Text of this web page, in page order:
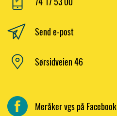
Send e-post
Sørsidveien 46
Meråker vgs på Facebook